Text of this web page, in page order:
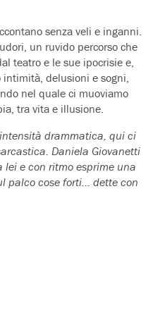
senza veli e inganni.
un ruvido percorso che
teatro e le sue ipocrisie e,
delusioni e sogni,
nel quale ci muoviamo
tra vita e illusione.
drammatica, qui ci
Daniela Giovanetti
e con ritmo esprime una
palco cose forti… dette con